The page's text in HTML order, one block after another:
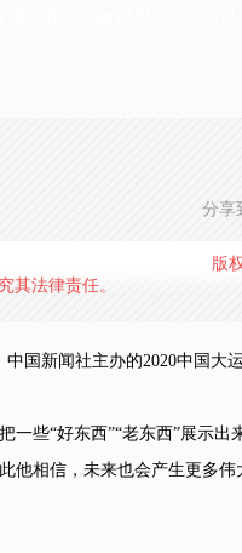
分享
版
其法律责任。
国新闻社主办的2020中国大
些“好东西”“老东西”展示出
他相信，未来也会产生更多